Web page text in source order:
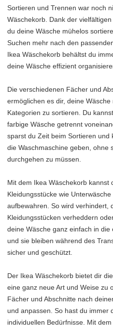
Sortieren und Trennen war noch
Wäschekorb. Dank der
du deine Wäsche mühelos
Suchen mehr nach den
Ikea Wäschekorb behältst du
deine Wäsche effizient
Die verschiedenen Fächer und
ermöglichen es dir, deine
Kategorien zu sortieren. Du
farbige Wäsche getrennt
sparst du Zeit beim Sortieren und
die Waschmaschine geben, ohne
durchgehen zu müssen.
Mit dem Ikea Wäschekorb kannst
Kleidungsstücke wie
aufbewahren. So wird verhindert,
Kleidungsstücken verheddern
deine Wäsche ganz einfach in
und sie bleiben während des
sicher und geschützt.
Der Ikea Wäschekorb bietet dir
eine ganz neue Art und Weise zu
Fächer und Abschnitte nach
und anpassen. So hast du immer
individuellen Bedürfnisse. Mit